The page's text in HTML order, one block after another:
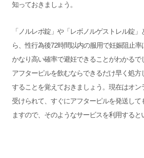
知っておきましょう。
「ノルレボ錠」や「レボノルゲストレル錠
ら、性行為後72時間以内の服用で妊娠阻止率
かなり高い確率で避妊できることがわかるで
アフターピルを飲むならできるだけ早く処方
することを覚えておきましょう。現在はオン
受けられて、すぐにアフターピルを発送して
ますので、そのようなサービスを利用すると